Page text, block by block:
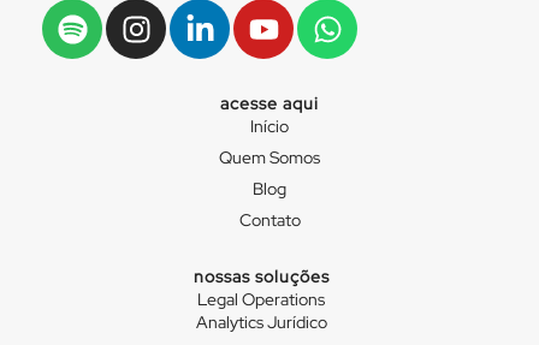
acesse aqui
Início
Quem Somos
Blog
Contato
nossas soluções
Legal Operations
Analytics Jurídico